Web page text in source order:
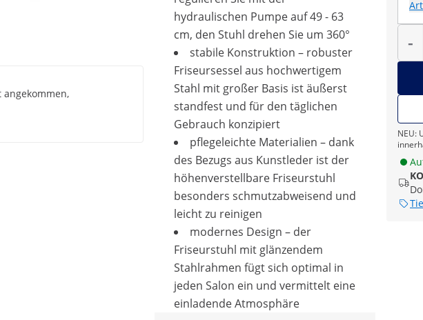
-
NEU:
hydraulischen Pumpe auf 49 - 63
cm, den Stuhl drehen Sie um 360°
stabile Konstruktion – robuster
Friseursessel aus hochwertigem
Stahl mit großer Basis ist äußerst
standfest und für den täglichen
Gebrauch konzipiert
pflegeleichte Materialien – dank
des Bezugs aus Kunstleder ist der
höhenverstellbare Friseurstuhl
besonders schmutzabweisend und
leicht zu reinigen
modernes Design – der
Friseurstuhl mit glänzendem
Stahlrahmen fügt sich optimal in
jeden Salon ein und vermittelt eine
einladende Atmosphäre